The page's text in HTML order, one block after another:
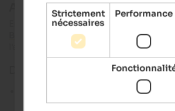
Accès en transports en
En principe, il est toujours recommandé
en transports en commun, pour
l'environnement et sans stress.
Du 1er juillet au 15 septembre :
au départ de
ligne de bus 439
au départ de
Strictement
nécessaires
Performance